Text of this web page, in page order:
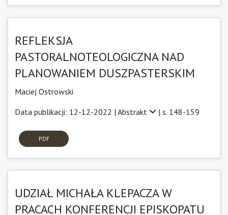
REFLEKSJA
PASTORALNOTEOLOGICZNA NAD
PLANOWANIEM DUSZPASTERSKIM
Maciej Ostrowski
Data publikacji: 12-12-2022 | Abstrakt | s. 148-159
PDF
UDZIAŁ MICHAŁA KLEPACZA W
PRACACH KONFERENCJI EPISKOPATU